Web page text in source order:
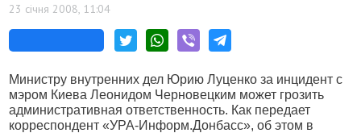
23 січня 2008, 11:04
Министру внутренних дел Юрию Луценко за инцидент с
мэром Киева Леонидом Черновецким может грозить
административная ответственность. Как передает
корреспондент «УРА-Информ.Донбасс», об этом в